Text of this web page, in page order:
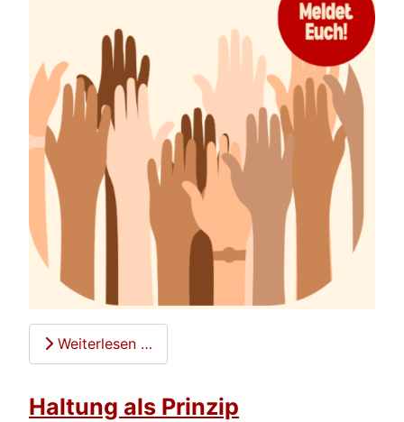
Weiterlesen …
Haltung als Prinzip